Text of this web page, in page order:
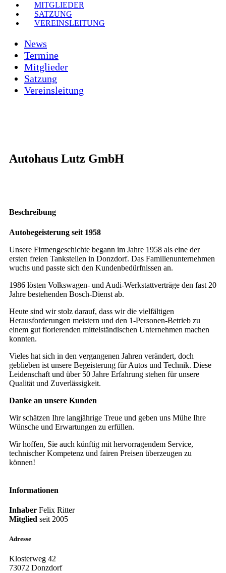
MITGLIEDER
SATZUNG
VEREINSLEITUNG
News
Termine
Mitglieder
Satzung
Vereinsleitung
Autohaus Lutz GmbH
Beschreibung
Autobegeisterung seit 1958
Unsere Firmengeschichte begann im Jahre 1958 als eine der
ersten freien Tankstellen in Donzdorf. Das Familienunternehmen
wuchs und passte sich den Kundenbedürfnissen an.
1986 lösten Volkswagen- und Audi-Werkstattverträge den fast 20
Jahre bestehenden Bosch-Dienst ab.
Heute sind wir stolz darauf, dass wir die vielfältigen
Herausforderungen meistern und den 1-Personen-Betrieb zu
einem gut florierenden mittelständischen Unternehmen machen
konnten.
Vieles hat sich in den vergangenen Jahren verändert, doch
geblieben ist unsere Begeisterung für Autos und Technik. Diese
Leidenschaft und über 50 Jahre Erfahrung stehen für unsere
Qualität und Zuverlässigkeit.
Danke an unsere Kunden
Wir schätzen Ihre langjährige Treue und geben uns Mühe Ihre
Wünsche und Erwartungen zu erfüllen.
Wir hoffen, Sie auch künftig mit hervorragendem Service,
technischer Kompetenz und fairen Preisen überzeugen zu
können!
Informationen
Inhaber Felix Ritter
Mitglied seit 2005
Adresse
Klosterweg 42
73072 Donzdorf